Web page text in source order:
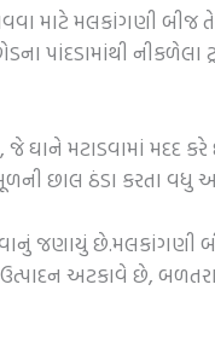
માટે મલકાંગણી બીજ
નીકળેલા
ઘાને મટાડવામાં મદદ
છાલ ઠંડા કરતા
જણાયું છે.મલકાંગણી
અટકાવે છે,